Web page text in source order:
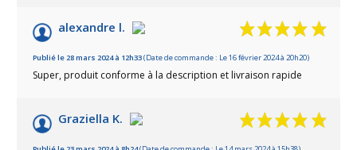
alexandre l.
Publié le 28 mars 2024 à 12h33(Date de commande : Le 16 février 2024 à 20h20)
Super, produit conforme à la description et livraison rapide
Graziella K.